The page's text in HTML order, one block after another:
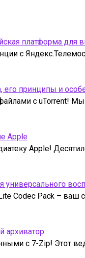
платформа для
с
его принципы и
с uTorrent!
Apple
Apple!
Codec Pack – ваш
архиватор
с 7-Zip! Этот